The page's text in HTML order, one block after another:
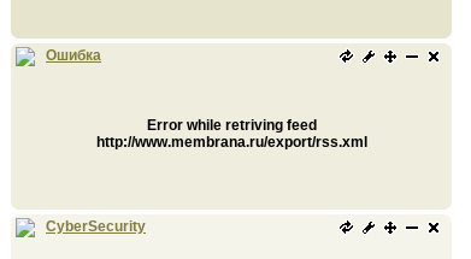
Ошибка
Error while retriving feed
http://www.membrana.ru/export/rss.xml
CyberSecurity